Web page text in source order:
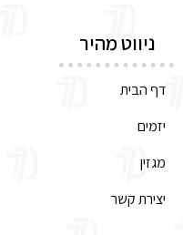
ניווט מהיר
דף הבית
יזמים
מגזין
יצירת קשר